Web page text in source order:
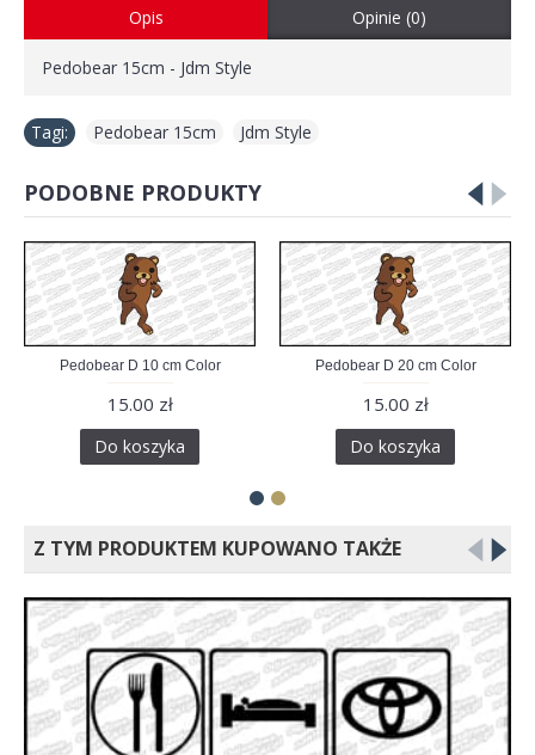
Opis Opinie (0)
Pedobear 15cm - Jdm Style
Tagi: Pedobear 15cm Jdm Style
PODOBNE PRODUKTY
Pedobear D 10 cm Color
15.00 zł
Do koszyka
Pedobear D 20 cm Color
15.00 zł
Do koszyka
Z TYM PRODUKTEM KUPOWANO TAKŻE